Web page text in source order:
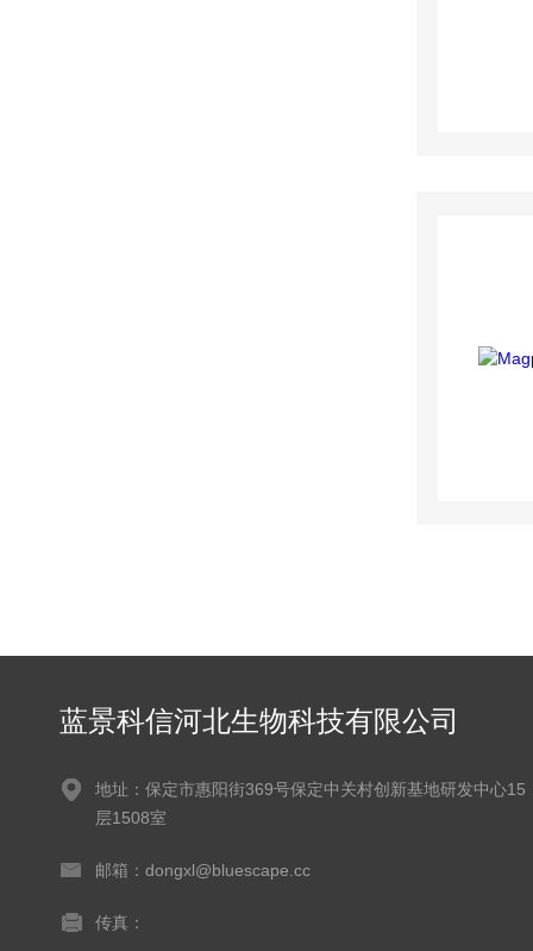
蓝景科信河北生物科技有限公司
地址：保定市惠阳街369号保定中关村创新基地研发中心15
层1508室
邮箱：dongxl@bluescape.cc
传真：